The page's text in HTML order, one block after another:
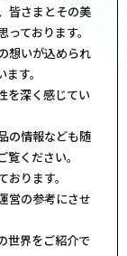
皆さまとその美
ております。
想いが込められ
す。
を深く感じてい
の情報なども随
ください。
ります。
営の参考にさせ
世界をご紹介で